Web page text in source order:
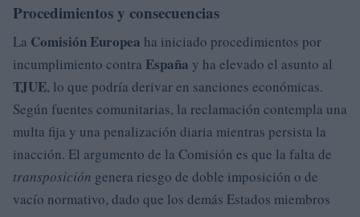
Procedimientos y consecuencias
La Comisión Europea ha iniciado procedimientos por
incumplimiento contra España y ha elevado el asunto al
TJUE, lo que podría derivar en sanciones económicas.
Según fuentes comunitarias, la reclamación contempla una
multa fija y una penalización diaria mientras persista la
inacción. El argumento de la Comisión es que la falta de
transposición genera riesgo de doble imposición o de
vacío normativo, dado que los demás Estados miembros